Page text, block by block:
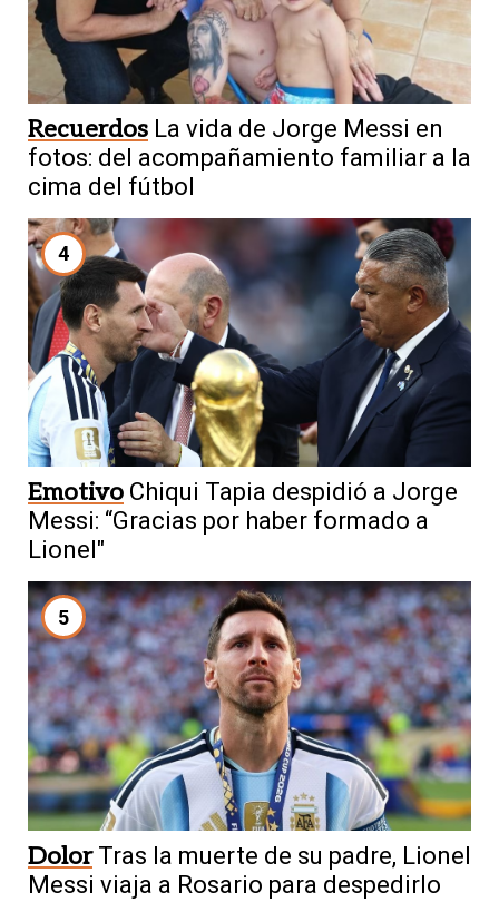
Recuerdos La vida de Jorge Messi en
fotos: del acompañamiento familiar a la
cima del fútbol
4
Emotivo Chiqui Tapia despidió a Jorge
Messi: “Gracias por haber formado a
Lionel"
5
Dolor Tras la muerte de su padre, Lionel
Messi viaja a Rosario para despedirlo